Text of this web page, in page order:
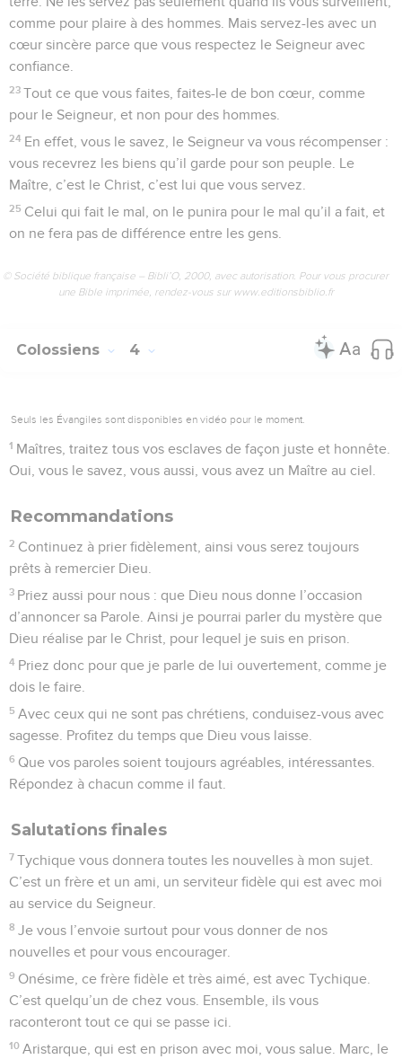
comme pour plaire à des hommes. Mais servez-les avec un
cœur sincère parce que vous respectez le Seigneur avec
confiance.
23 Tout ce que vous faites, faites-le de bon cœur, comme
pour le Seigneur, et non pour des hommes.
24 En effet, vous le savez, le Seigneur va vous récompenser :
vous recevrez les biens qu’il garde pour son peuple. Le
Maître, c’est le Christ, c’est lui que vous servez.
25 Celui qui fait le mal, on le punira pour le mal qu’il a fait, et
on ne fera pas de différence entre les gens.
© Société biblique française – Bibli’O, 2000, avec autorisation. Pour vous procurer
une Bible imprimée, rendez-vous sur www.editionsbiblio.fr
Colossiens 4
Seuls les Évangiles sont disponibles en vidéo pour le moment.
1 Maîtres, traitez tous vos esclaves de façon juste et honnête.
Oui, vous le savez, vous aussi, vous avez un Maître au ciel.
Recommandations
2 Continuez à prier fidèlement, ainsi vous serez toujours
prêts à remercier Dieu.
3 Priez aussi pour nous : que Dieu nous donne l’occasion
d’annoncer sa Parole. Ainsi je pourrai parler du mystère que
Dieu réalise par le Christ, pour lequel je suis en prison.
4 Priez donc pour que je parle de lui ouvertement, comme je
dois le faire.
5 Avec ceux qui ne sont pas chrétiens, conduisez-vous avec
sagesse. Profitez du temps que Dieu vous laisse.
6 Que vos paroles soient toujours agréables, intéressantes.
Répondez à chacun comme il faut.
Salutations finales
7 Tychique vous donnera toutes les nouvelles à mon sujet.
C’est un frère et un ami, un serviteur fidèle qui est avec moi
au service du Seigneur.
8 Je vous l’envoie surtout pour vous donner de nos
nouvelles et pour vous encourager.
9 Onésime, ce frère fidèle et très aimé, est avec Tychique.
C’est quelqu’un de chez vous. Ensemble, ils vous
raconteront tout ce qui se passe ici.
10 Aristarque, qui est en prison avec moi, vous salue. Marc, le